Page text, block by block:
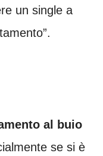
un single a
al buio
se si è